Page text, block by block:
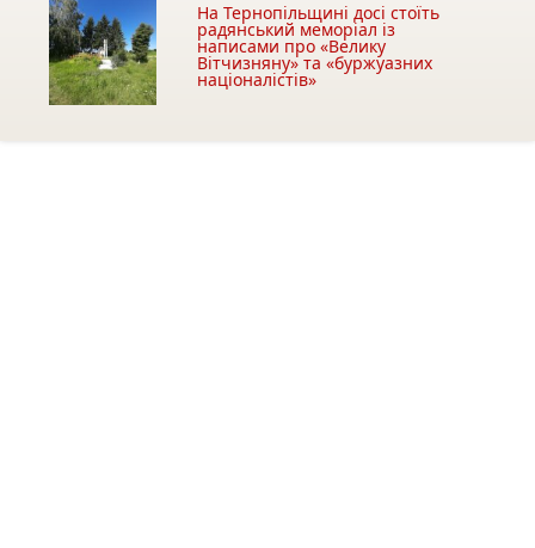
На Тернопільщині досі стоїть
радянський меморіал із
написами про «Велику
Вітчизняну» та «буржуазних
націоналістів»